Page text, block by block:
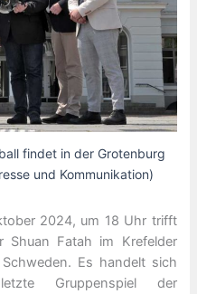
findet in der Grotenburg
und Kommunikation)
2024, um 18 Uhr trifft
Shuan Fatah im Krefelder
Es handelt sich
Gruppenspiel der